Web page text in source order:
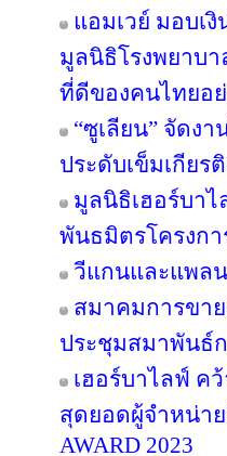
แอมเวย์ มอบเ
มูลนิธิโรงพยาบ
ที่ดีของคนไทยอ
“ซูเลียน” จัดง
ประดับเข็มเกียร
มูลนิธิเฮอร์บา
พันธมิตรโครงกา
วีแกนและแพล
สมาคมการขา
ประชุมสมาพันธ์
เฮอร์บาไลฟ์ ค
สุดยอดผู้จำหน่าย
AWARD 2023